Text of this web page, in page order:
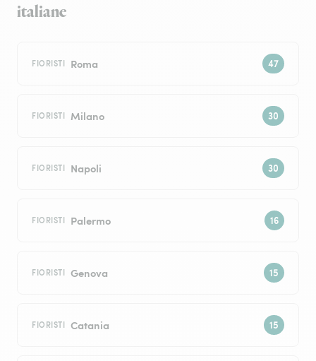
italiane
FIORISTI Roma
FIORISTI Milano
FIORISTI Napoli
FIORISTI Palermo
FIORISTI Genova
FIORISTI Catania